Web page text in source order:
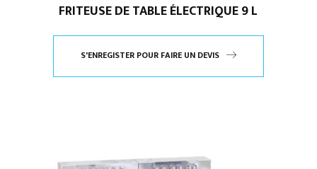
FRITEUSE DE TABLE ÉLECTRIQUE 9 L
S'ENREGISTER POUR FAIRE UN DEVIS